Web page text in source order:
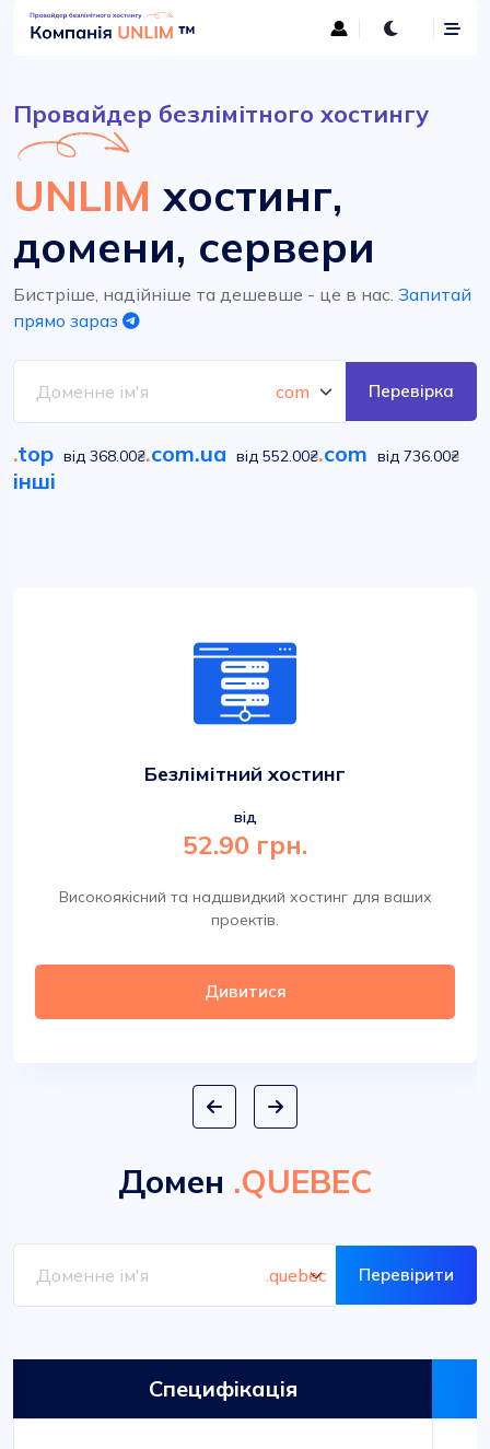
Провайдер безлімітного хостингу
UNLIM хостинг,
домени, сервери
Бистріше, надійніше та дешевше - це в нас. Запитай
прямо зараз
Перевірка
.top від 368.00₴.com.ua від 552.00₴.com від 736.00₴
інші
Безлімітний хостинг
від
52.90 грн.
Високоякісний та надшвидкий хостинг для ваших
проектів.
Дивитися
Домен .QUEBEC
Перевірити
Специфікація